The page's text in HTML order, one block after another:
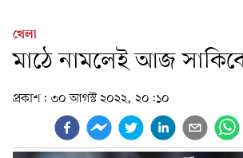
খেলা
মাঠে নামলেই আজ
প্রকাশ: ৩০ আগস্ট ২০২২, ২০:১০